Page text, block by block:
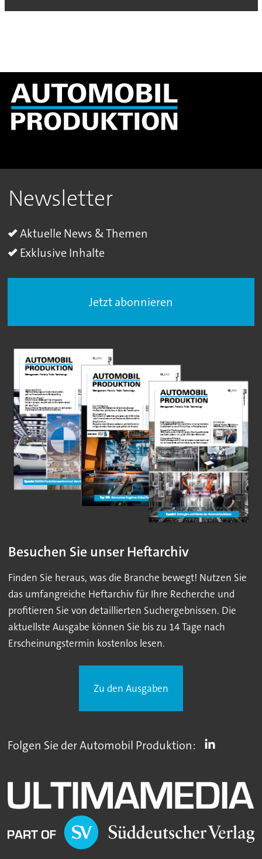
Newsletter
Aktuelle News & Themen
Exklusive Inhalte
Jetzt abonnieren
Besuchen Sie unser Heftarchiv
Finden Sie heraus, was die Branche bewegt! Nutzen Sie
das umfangreiche Heftarchiv für Ihre Recherche und
profitieren Sie von detaillierten Suchergebnissen. Die
aktuellste Ausgabe können Sie bis zu 14 Tage nach
Erscheinungstermin kostenlos lesen.
Zu den Ausgaben
Folgen Sie der Automobil Produktion: